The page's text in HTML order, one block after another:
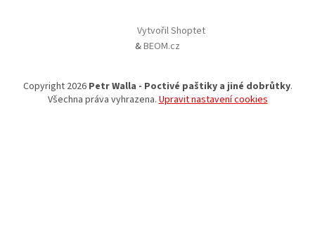
Vytvořil Shoptet
&BEOM.cz
Copyright 2026 Petr Walla - Poctivé paštiky a jiné dobrůtky.
Všechna práva vyhrazena. Upravit nastavení cookies